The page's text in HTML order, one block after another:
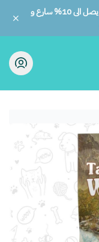
ويا متجر الطائر السابع توفير أكبر مع كاش باك يصل الى 10% سارع و